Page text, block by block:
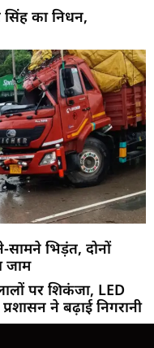
का निधन,
भिड़ंत, दोनों
जाम
पर शिकंजा, LED
ने बढ़ाई निगरानी